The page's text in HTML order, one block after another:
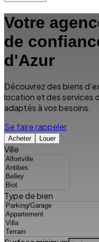
Votre
de
d'Azur
Découvrez des biens
location et des services
adaptés à vos besoins.
Se faire rappeler
Acheter Louer
Ville
Type de bien